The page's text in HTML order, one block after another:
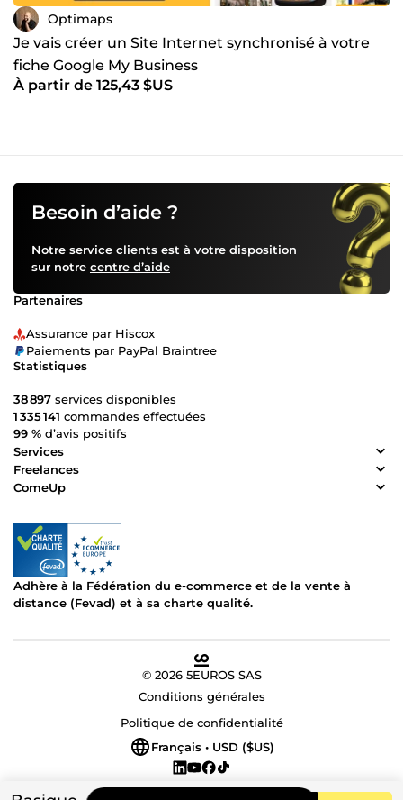
Optimaps
Je vais créer un Site Internet synchronisé à votre
fiche Google My Business
À partir de 125,43 $US
Besoin d’aide ?
Notre service clients est à votre disposition
sur notre centre d’aide
Partenaires
Assurance par Hiscox
Paiements par PayPal Braintree
Statistiques
38 897 services disponibles
1 335 141 commandes effectuées
99 % d’avis positifs
Services
Freelances
ComeUp
Adhère à la Fédération du e-commerce et de la vente à
distance (Fevad) et à sa charte qualité.
© 2026 5EUROS SAS
Conditions générales
Politique de confidentialité
Français • USD ($US)